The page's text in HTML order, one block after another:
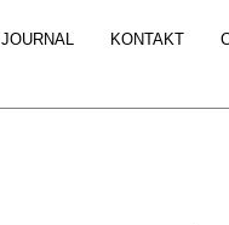
JOURNAL KONTAKT